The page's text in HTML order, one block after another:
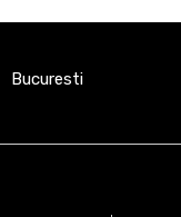
Bucuresti